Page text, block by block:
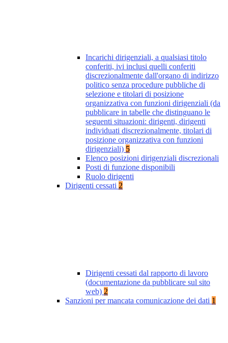
Incarichi dirigenziali, a qualsiasi titolo
conferiti, ivi inclusi quelli conferiti
discrezionalmente dall'organo di indirizzo
politico senza procedure pubbliche di
selezione e titolari di posizione
organizzativa con funzioni dirigenziali (da
pubblicare in tabelle che distinguano le
seguenti situazioni: dirigenti, dirigenti
individuati discrezionalmente, titolari di
posizione organizzativa con funzioni
dirigenziali) 5
Elenco posizioni dirigenziali discrezionali
Posti di funzione disponibili
Ruolo dirigenti
Dirigenti cessati 2
Dirigenti cessati dal rapporto di lavoro
(documentazione da pubblicare sul sito
web) 2
Sanzioni per mancata comunicazione dei dati 1